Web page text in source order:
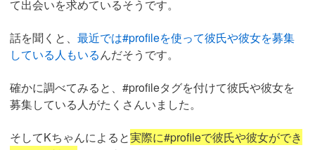
て出会いを求めているそうです。
話を聞くと、 最近では#profileを使って彼氏や彼女を募集
している人もいるんだそうです。
確かに調べてみると、#profileタグを付けて彼氏や彼女を
募集している人がたくさんいました。
そしてKちゃんによると実際に#profileで彼氏や彼女ができ